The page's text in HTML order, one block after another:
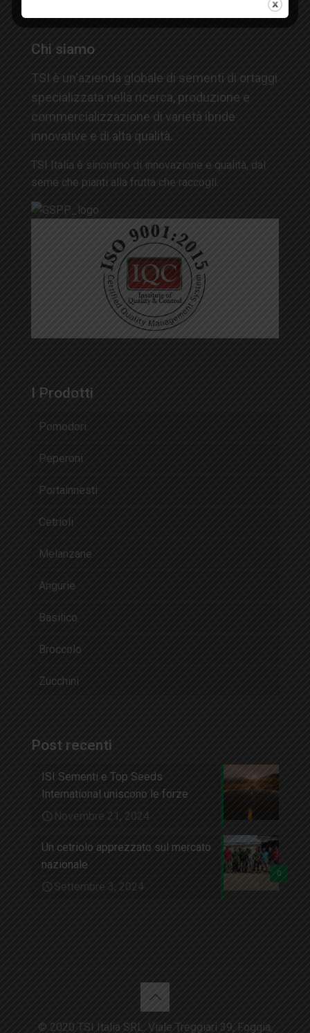
Chi siamo
TSI è un'azienda globale di sementi di ortaggi
specializzata nella ricerca, produzione e
commercializzazione di varietà ibride
innovative e di alta qualità.
TSI Italia è sinonimo di innovazione e qualità, dal
seme che pianti alla frutta che raccogli.
I Prodotti
Pomodori
Peperoni
Portainnesti
Cetrioli
Melanzane
Angurie
Basilico
Broccolo
Zucchini
Post recenti
ISI Sementi e Top Seeds
International uniscono le forze
Novembre 21, 2024
0
Un cetriolo apprezzato sul mercato
nazionale
Settembre 3, 2024
© 2020 TSI Italia SRL. Viale Treggiari 39, Foggia,